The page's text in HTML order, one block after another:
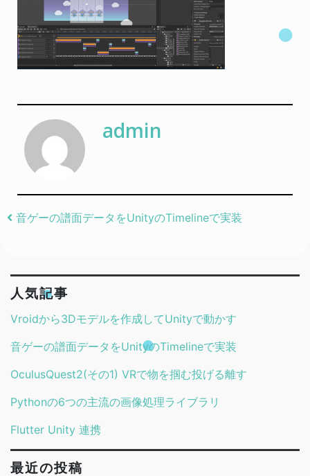
admin
Post navigation
音ゲーの譜面データをUnityのTimelineで実装
人気記事
Vroidから3Dモデルを作成してUnityで動かす
音ゲーの譜面データをUnityのTimelineで実装
OculusQuest2(その1) VRで物を掴む投げる離す
Pythonの6つの主流の画像処理ライブラリ
Flutter Unity 連携
最近の投稿